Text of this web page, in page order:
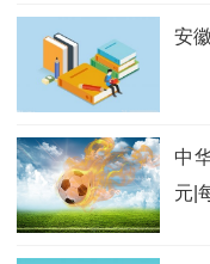
安
中
元|